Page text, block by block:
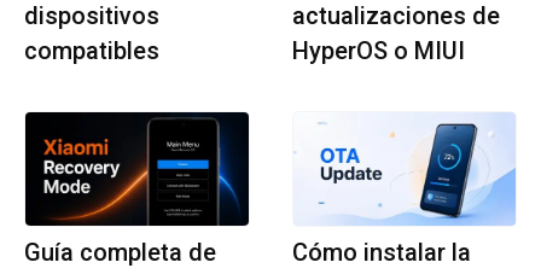
dispositivos
compatibles
actualizaciones de
HyperOS o MIUI
Guía completa de
Cómo instalar la